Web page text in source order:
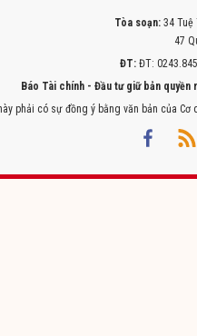
Tòa soạn: 34 Tuệ
47
ĐT: ĐT:
Báo Tài chính - Đầu tư giữ bản
phải có sự đồng ý bằng văn bản của Cơ